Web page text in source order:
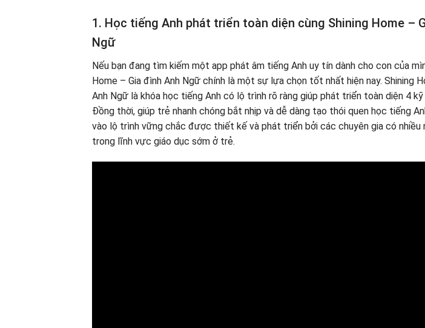
1. Học tiếng Anh phát triển toàn diện cùng Shining Home –
Ngữ
Nếu bạn đang tìm kiếm một app phát âm tiếng Anh uy tín dành cho con của
Home – Gia đình Anh Ngữ chính là một sự lựa chọn tốt nhất hiện nay. Shining
Anh Ngữ là khóa học tiếng Anh có lộ trình rõ ràng giúp phát triển toàn diện 4 kỹ
Đồng thời, giúp trẻ nhanh chóng bắt nhịp và dễ dàng tạo thói quen học tiếng
vào lộ trình vững chắc được thiết kế và phát triển bởi các chuyên gia có nhiều
trong lĩnh vực giáo dục sớm ở trẻ.